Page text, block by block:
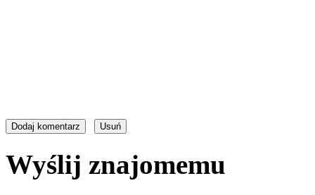
Wyślij znajomemu